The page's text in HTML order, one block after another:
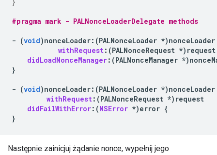
#pragma mark - PALNonceLoaderDelegate methods
- (void)nonceLoader: (PALNonceLoader *)nonceLoader
withRequest:(PALNonceRequest *) request
didLoadNonceManager:(PALNonceManager *)
}
- (void)nonceLoader: (PALNonceLoader *)nonceLoader
withRequest:(PALNonceRequest *) request
didFailWithError:(NSError *)error {
}
Następnie zainicjuj żądanie nonce, wypełnij jego